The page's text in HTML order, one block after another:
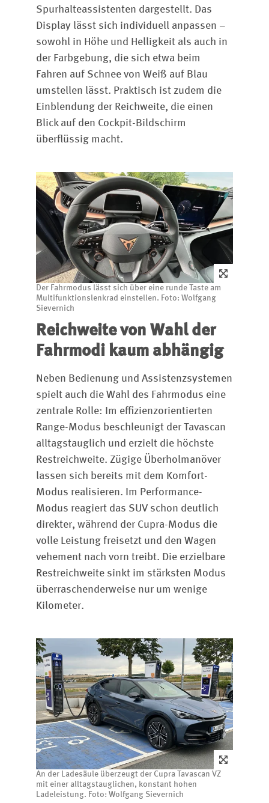
Spurhalteassistenten dargestellt. Das
Display lässt sich individuell anpassen –
sowohl in Höhe und Helligkeit als auch in
der Farbgebung, die sich etwa beim
Fahren auf Schnee von Weiß auf Blau
umstellen lässt. Praktisch ist zudem die
Einblendung der Reichweite, die einen
Blick auf den Cockpit-Bildschirm
überflüssig macht.
Der Fahrmodus lässt sich über eine runde Taste am
Multifunktionslenkrad einstellen. Foto: Wolfgang
Sievernich
Reichweite von Wahl der
Fahrmodi kaum abhängig
Neben Bedienung und Assistenzsystemen
spielt auch die Wahl des Fahrmodus eine
zentrale Rolle: Im effizienzorientierten
Range-Modus beschleunigt der Tavascan
alltagstauglich und erzielt die höchste
Restreichweite. Zügige Überholmanöver
lassen sich bereits mit dem Komfort-
Modus realisieren. Im Performance-
Modus reagiert das SUV schon deutlich
direkter, während der Cupra-Modus die
volle Leistung freisetzt und den Wagen
vehement nach vorn treibt. Die erzielbare
Restreichweite sinkt im stärksten Modus
überraschenderweise nur um wenige
Kilometer.
An der Ladesäule überzeugt der Cupra Tavascan VZ
mit einer alltagstauglichen, konstant hohen
Ladeleistung. Foto: Wolfgang Sievernich